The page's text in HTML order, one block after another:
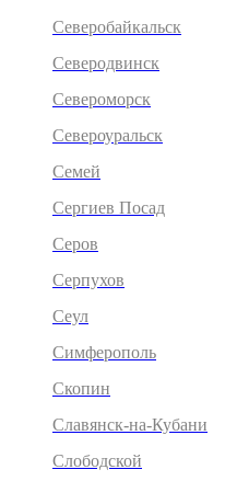
Северобайкальск
Северодвинск
Североморск
Североуральск
Семей
Сергиев Посад
Серов
Серпухов
Сеул
Симферополь
Скопин
Славянск-на-Кубани
Слободской